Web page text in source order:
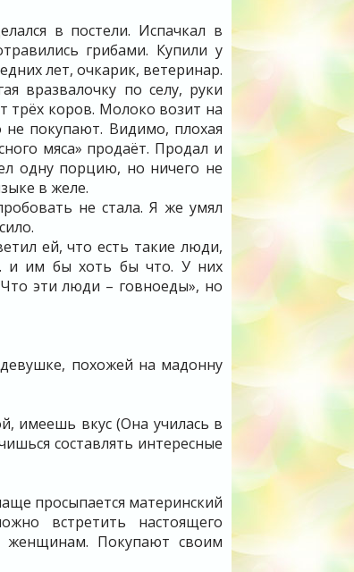
в постели. Испачкал в
грибами. Купили у
лет, очкарик, ветеринар.
вразвалочку по селу, руки
трёх коров. Молоко возит на
покупают. Видимо, плохая
мяса» продаёт. Продал и
одну порцию, но ничего не
в желе.
не стала. Я же умял
ей, что есть такие люди,
и им бы хоть бы что. У них
эти люди – говноеды», но
похожей на мадонну
имеешь вкус (Она училась в
составлять интересные
просыпается материнский
встретить настоящего
Покупают своим